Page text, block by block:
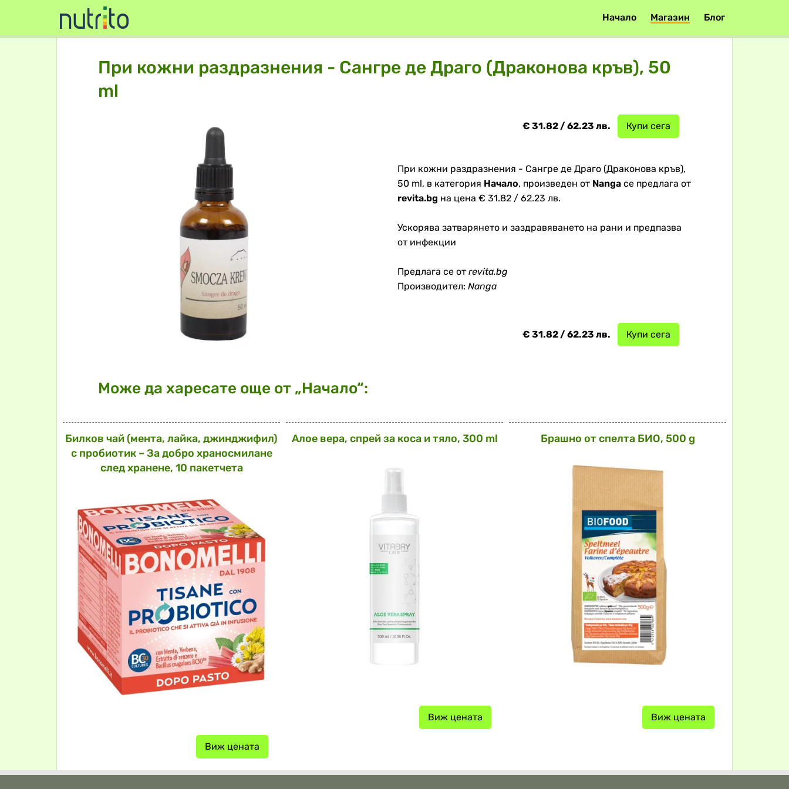
Начало Магазин Блог
При кожни раздразнения - Сангре де Драго (Драконова кръв), 50
ml
Купи сега
€ 31.82 / 62.23 лв.
При кожни раздразнения - Сангре де Драго (Драконова кръв),
50 ml, в категория Начало, произведен от Nanga се предлага от
revita.bg на цена € 31.82 / 62.23 лв.
Ускорява затварянето и заздравяването на рани и предпазва
от инфекции
Предлага се от revita.bg
Производител: Nanga
Купи сега
€ 31.82 / 62.23 лв.
Може да харесате още от „Начало“:
Билков чай (мента, лайка, джинджифил)
с пробиотик – За добро храносмилане
след хранене, 10 пакетчета
Виж цената
Алое вера, спрей за коса и тяло, 300 ml
Виж цената
Брашно от спелта БИО, 500 g
Виж цената